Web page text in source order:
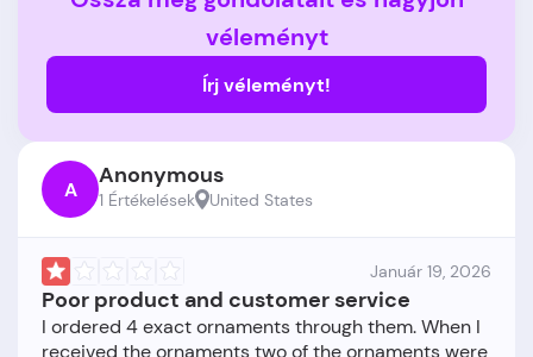
véleményt
Írj véleményt!
A Anonymous
1 Értékelések United States
Január 19, 2026
Poor product and customer service
I ordered 4 exact ornaments through them. When I